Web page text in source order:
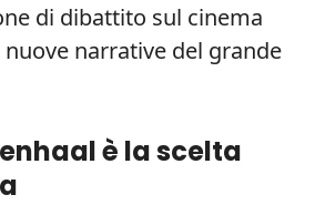
di dibattito sul cinema
nuove narrative del grande
è la scelta